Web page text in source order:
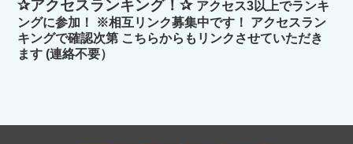
✰アクセスランキング！✰ アクセス3以上でランキ
ングに参加！ ※相互リンク募集中です！ アクセスラン
キングで確認次第 こちらからもリンクさせていただき
ます (連絡不要）